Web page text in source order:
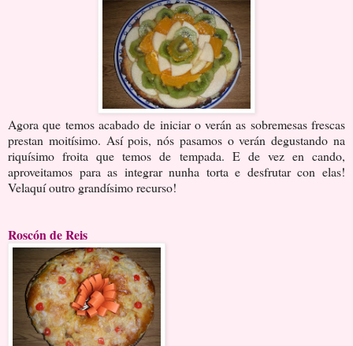
Agora que temos acabado de iniciar o verán as sobremesas frescas
prestan moitísimo. Así pois, nós pasamos o verán degustando na
riquísimo froita que temos de tempada. E de vez en cando,
aproveitamos para as integrar nunha torta e desfrutar con elas!
Velaquí outro grandísimo recurso!
Roscón de Reis